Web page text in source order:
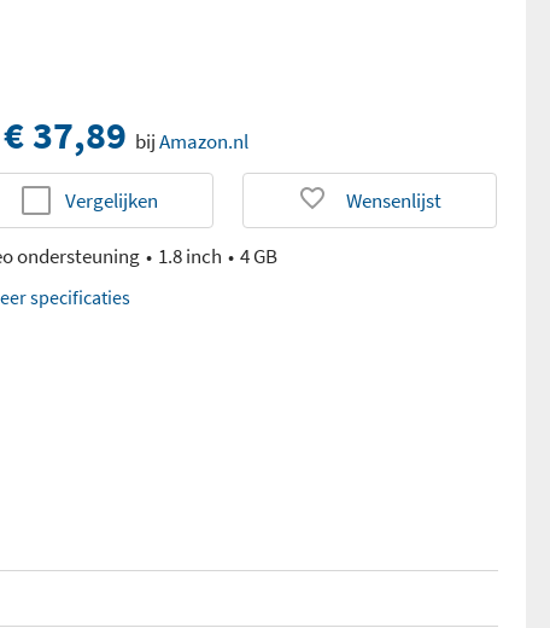
€ 37,89 bijAmazon.nl
Vergelijken Wensenlijst
ondersteuning 1.8 inch 4 GB
specificaties